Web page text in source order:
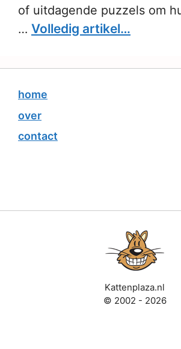
of uitdagende puzzels om
… Volledig artikel…
home
over
contact
Kattenplaza.nl
© 2002 - 2026